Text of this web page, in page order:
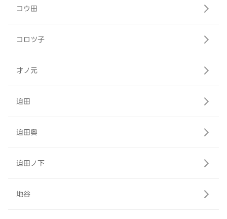
コウ田
コロツ子
才ノ元
迫田
迫田奥
迫田ノ下
地谷